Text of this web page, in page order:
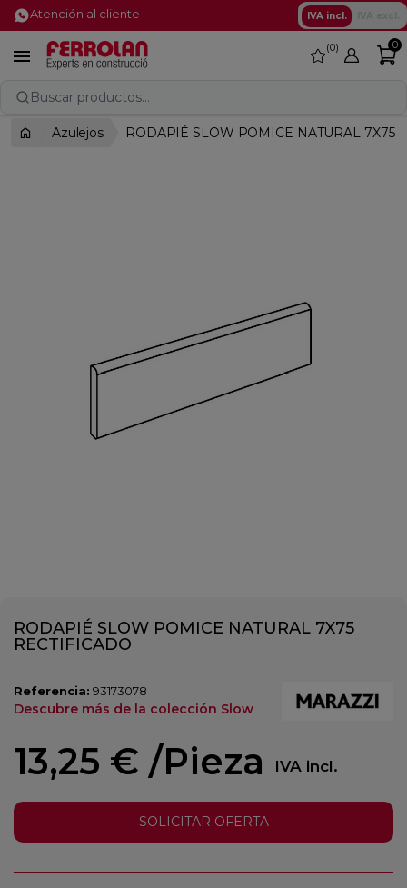
Atención al cliente IVA incl.
 favorite
0 0
Buscar productos...
Azulejos RODAPIÉ SLOW POMICE NATURAL 7X75
RODAPIÉ SLOW POMICE NATURAL 7X75
RECTIFICADO
Referencia: 93173078
Descubre más de la colección Slow
13,25 € /Pieza IVA incl.
SOLICITAR OFERTA